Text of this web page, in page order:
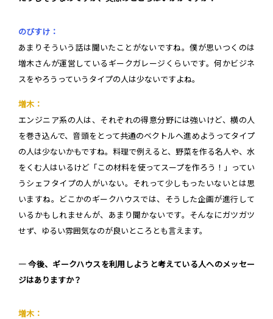
のびすけ：
あまりそういう話は聞いたことがないですね。僕が思いつくのは
増木さんが運営しているギークガレージくらいです。何かビジネ
スをやろうっていうタイプの人は少ないですよね。
増木：
エンジニア系の人は、それぞれの得意分野には強いけど、横の人
を巻き込んで、音頭をとって共通のベクトルへ進めようってタイプ
の人は少ないかもですね。料理で例えると、野菜を作る名人や、水
をくむ人はいるけど「この材料を使ってスープを作ろう！」ってい
うシェフタイプの人がいない。それって少しもったいないとは思
いますね。どこかのギークハウスでは、そうした企画が進行して
いるかもしれませんが、あまり聞かないです。そんなにガツガツ
せず、ゆるい雰囲気なのが良いところとも言えます。
― 今後、ギークハウスを利用しようと考えている人へのメッセー
ジはありますか？
増木：